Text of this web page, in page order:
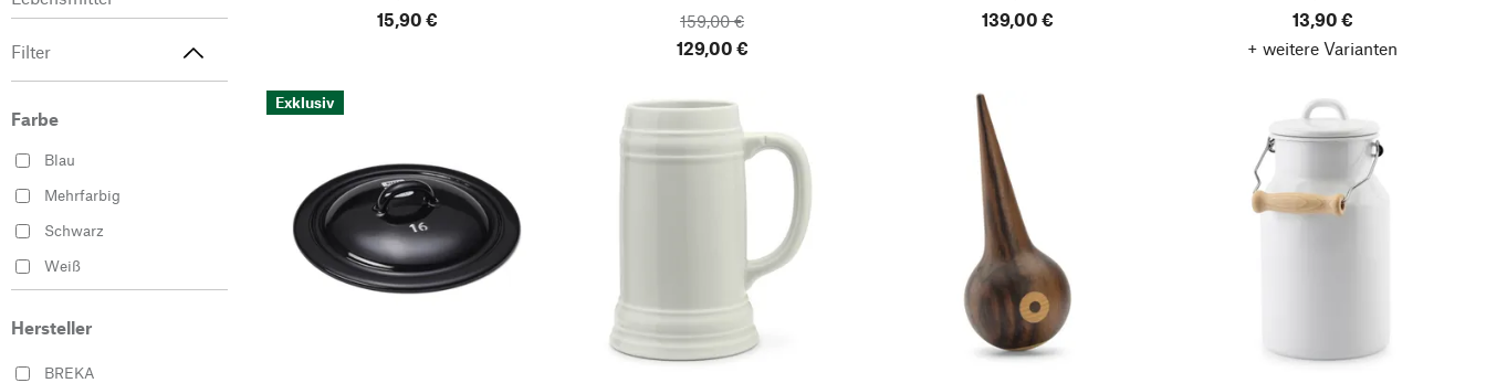
Filter
Farbe
Blau
Mehrfarbig
Schwarz
Weiß
Hersteller
BREKA
15,90 € 159,00 €
129,00 €
139,00 €
13,90 €
+ weitere Varianten
Exklusiv